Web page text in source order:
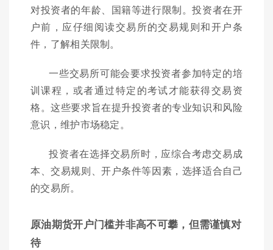
对投资者的年龄、国籍等进行限制。投资者在开
户前，应仔细阅读交易所的交易规则和开户条
件，了解相关限制。
一些交易所可能会要求投资者参加特定的培
训课程，或者通过特定的考试才能获得交易资
格。这些要求旨在提升投资者的专业知识和风险
意识，维护市场稳定。
投资者在选择交易所时，应综合考虑交易成
本、交易规则、开户条件等因素，选择适合自己
的交易所。
原油期货开户门槛并非高不可攀，但需谨慎对
待